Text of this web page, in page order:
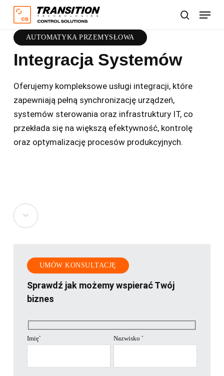
Skip
main
content
Szukaj
Menu
AUTOMATYKA PRZEMYSŁOWA
Integracja Systemów
Oferujemy kompleksowe usługi integracji, które
zapewniają pełną synchronizację urządzeń,
systemów sterowania oraz infrastruktury IT, co
przekłada się na większą efektywność, kontrolę
oraz optymalizację procesów produkcyjnych.
Navigate
the
next
UMÓW KONSULTACJĘ
Sprawdź jak możemy wspierać Twój
biznes
Imię* Nazwisko*